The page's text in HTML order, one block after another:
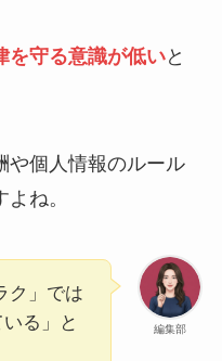
を守る意識が低いと
や個人情報のルール
ね。
編集部
ク」では
る」と